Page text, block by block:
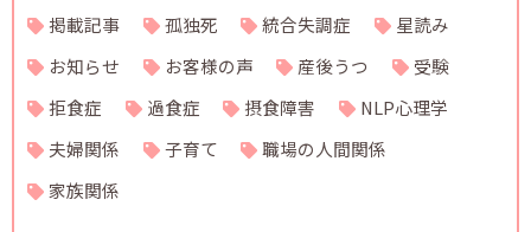
掲載記事 孤独死 統合失調症
星読み
お知らせ
お客様の声 産後うつ
受験
拒食症
過食症 摂食障害
NLP心理学
夫婦関係
子育て
職場の人間関係
家族関係